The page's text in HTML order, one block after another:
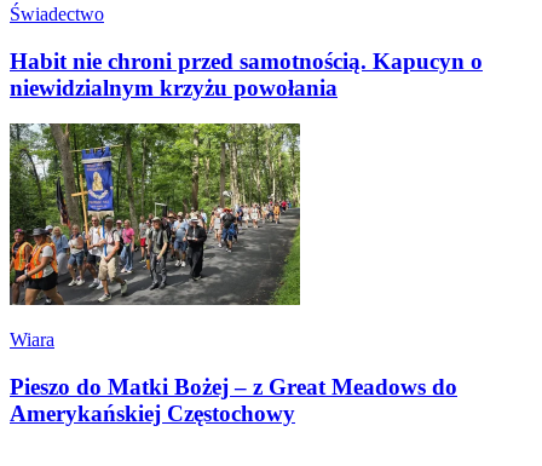
Świadectwo
Habit nie chroni przed samotnością. Kapucyn o
niewidzialnym krzyżu powołania
Wiara
Pieszo do Matki Bożej – z Great Meadows do
Amerykańskiej Częstochowy